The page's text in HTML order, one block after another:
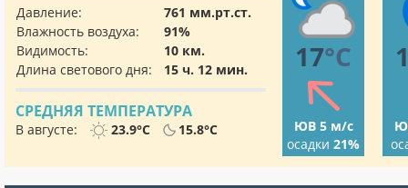
Давление:
761 мм.рт.ст.
Влажность воздуха:
91%
Видимость:
10 км.
Длина светового дня:
15 ч. 12 мин.
СРЕДНЯЯ ТЕМПЕРАТУРА
В августе: 23.9°C 15.8°C
17°C
ЮВ 5 м/с
осадки 21%